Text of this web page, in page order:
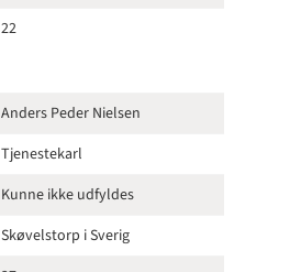
22
Anders Peder Nielsen
Tjenestekarl
Kunne ikke udfyldes
Skøvelstorp i Sverig